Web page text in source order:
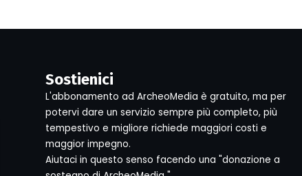
Sostienici
L'abbonamento ad ArcheoMedia è gratuito, ma per
potervi dare un servizio sempre più completo, più
tempestivo e migliore richiede maggiori costi e
maggior impegno.
Aiutaci in questo senso facendo una "donazione a